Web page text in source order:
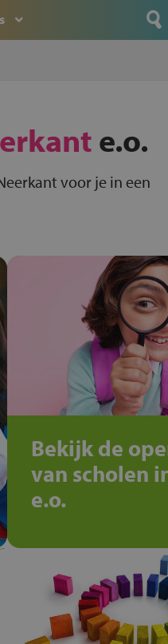
e.o.
voor je in een
Bekijk de
van scholen
e.o.